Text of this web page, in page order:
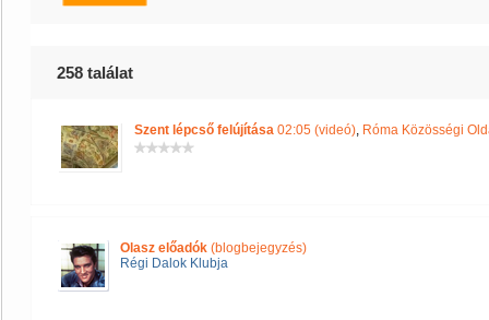
258 találat
Szent lépcső felújítása 02:05 (videó), Róma Közösségi
Olasz előadók (blogbejegyzés)
Régi Dalok Klubja